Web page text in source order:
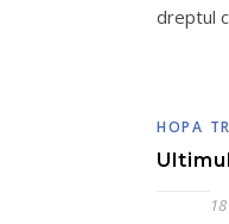
dreptul
HOPA